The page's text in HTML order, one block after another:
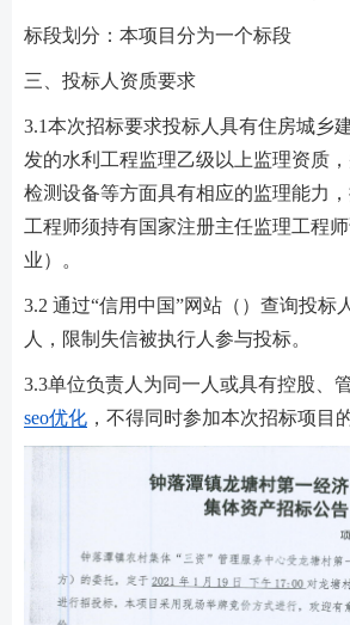
标段划分：本项目分为一个标段
三、投标人资质要求
3.1本次招标要求投标人具有住房城乡
发的水利工程监理乙级以上监理资质，
检测设备等方面具有相应的监理能力
工程师须持有国家注册主任监理工程
业）。
3.2 通过“信用中国”网站（）查询投标
人，限制失信被执行人参与投标。
3.3单位负责人为同一人或具有控股、
seo优化 ，不得同时参加本次招标项目